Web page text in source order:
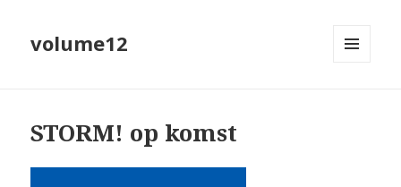
volume12
STORM! op komst